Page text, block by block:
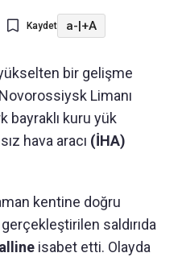
Kaydet a-|+A
bir gelişme
Limanı
bayraklı kuru yük
hava aracı (İHA)
kentine doğru
saldırıda
isabet etti. Olayda